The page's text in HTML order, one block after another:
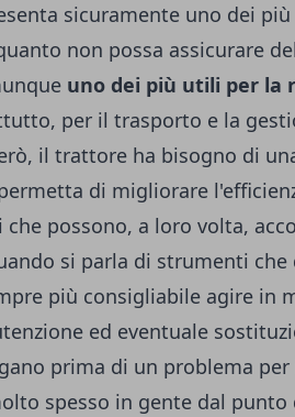
sicuramente uno dei
non possa assicurare
uno dei più utili per la
per il trasporto e la
il trattore ha bisogno di
di migliorare
possono, a loro volta,
si parla di strumenti
più consigliabile agire in
ed eventuale
prima di un problema
spesso in gente dal